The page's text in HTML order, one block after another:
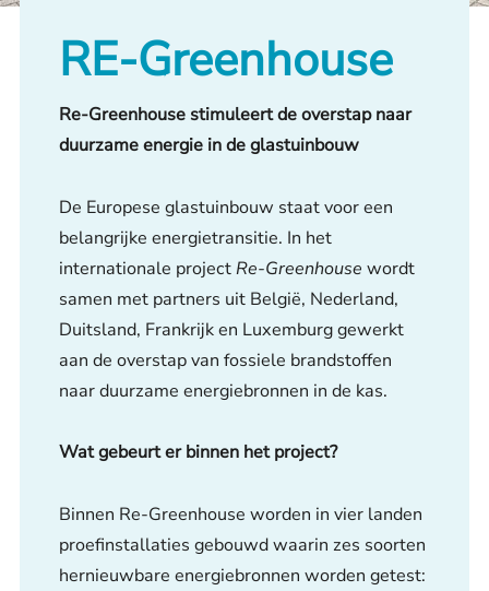
RE-Greenhouse
Re-Greenhouse stimuleert de overstap naar
duurzame energie in de glastuinbouw
De Europese glastuinbouw staat voor een
belangrijke energietransitie. In het
internationale projectRe-Greenhouse wordt
samen met partners uit België, Nederland,
Duitsland, Frankrijk en Luxemburg gewerkt
aan de overstap van fossiele brandstoffen
naar duurzame energiebronnen in de kas.
Wat gebeurt er binnen het project?
Binnen Re-Greenhouse worden in vier landen
proefinstallaties gebouwd waarin zes soorten
hernieuwbare energiebronnen worden getest: